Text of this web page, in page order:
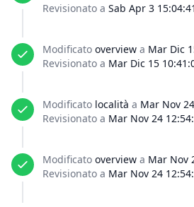
Revisionato a Sab Apr 3
Modificato overview a Mar Dic
Revisionato a Mar Dic 15
Modificato località a Mar Nov
Revisionato a Mar Nov 24
Modificato overview a Mar Nov
Revisionato a Mar Nov 24